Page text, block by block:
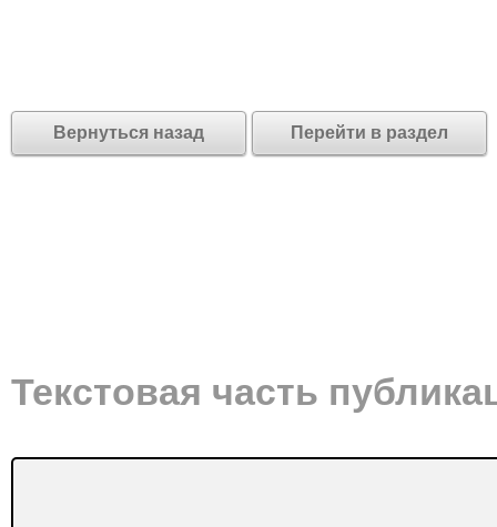
Вернуться назад Перейти в раздел
Текстовая часть